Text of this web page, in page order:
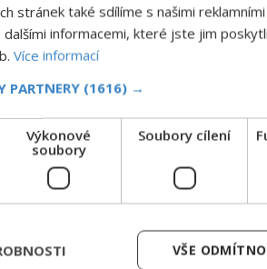
Službu technicky zajišťuje Airtoy a.s. Infolinka:
Další článek
stránek také sdílíme s našimi
informacemi, které jste jim
Více informací
PARTNERY (1616) →
Výkonové
soubory
Soubory cílení
VŠE